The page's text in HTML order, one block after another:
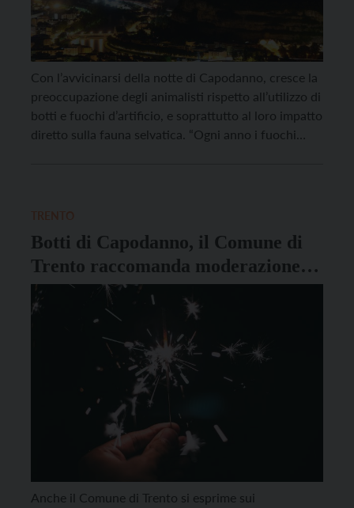
Con l’avvicinarsi della notte di Capodanno, cresce la
preoccupazione degli animalisti rispetto all’utilizzo di
botti e fuochi d’artificio, e soprattutto al loro impatto
diretto sulla fauna selvatica. “Ogni anno i fuochi
Botti di Capodanno, il Comune di
Trento raccomanda moderazione e
prudenza
Anche il Comune di Trento si esprime sui